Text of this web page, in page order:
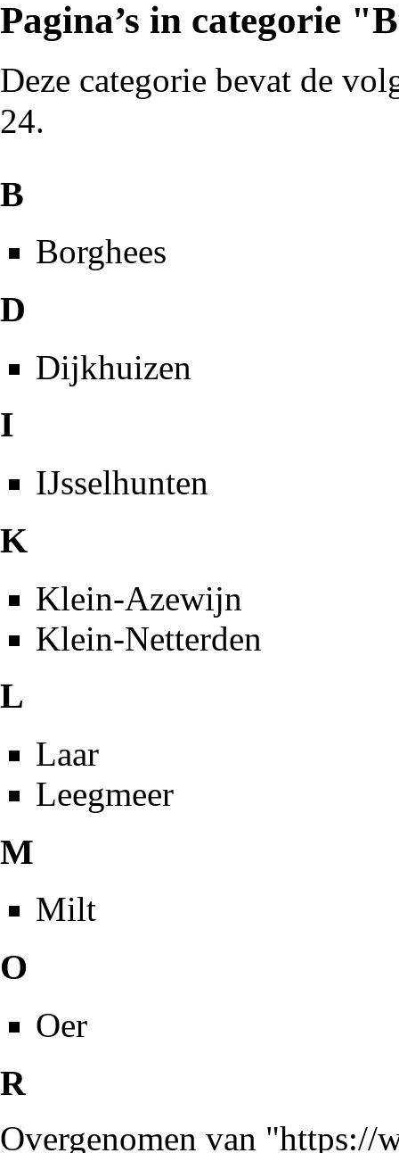
Pagina’s in categorie
Deze categorie bevat de
24.
B
Borghees
D
Dijkhuizen
I
IJsselhunten
K
Klein-Azewijn
Klein-Netterden
L
Laar
Leegmeer
M
Milt
O
Oer
R
Overgenomen van "https://